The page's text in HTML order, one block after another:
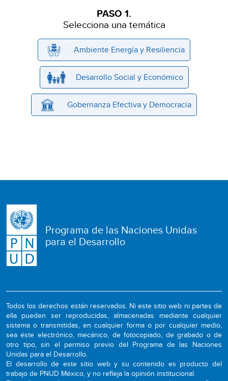
PASO 1.
Selecciona una temática
Ambiente Energía y Resiliencia
Desarrollo Social y Económico
Gobernanza Efectiva y Democracia
Programa de las Naciones Unidas
para el Desarrollo
Todos los derechos están reservados. Ni este sitio web ni partes de
ella pueden ser reproducidas, almacenadas mediante cualquier
sistema o transmitidas, en cualquier forma o por cualquier medio,
sea éste electrónico, mecánico, de fotocopiado, de grabado o de
otro tipo, sin el permiso previo del Programa de las Naciones
Unidas para el Desarrollo.
El desarrollo de este sitio web y su contenido es producto del
trabajo de PNUD México, y no refleja la opinión institucional.